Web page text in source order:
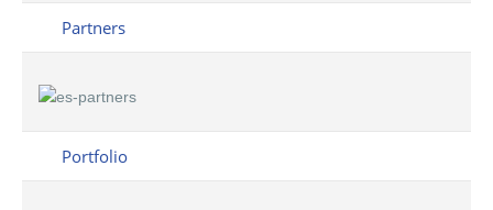
Partners
Portfolio